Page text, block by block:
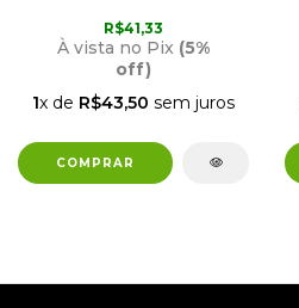
R$41,33
À vista no Pix (5%
off)
1x de R$43,50 sem juros